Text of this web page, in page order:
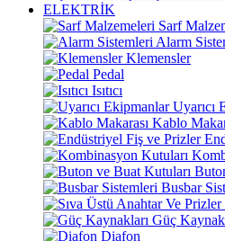
ELEKTRİK
Sarf
Alarm
Klemensler
Pedal
Isıtıcı
Uyarıcı
Kablo
Busbar
Güç
Diafon